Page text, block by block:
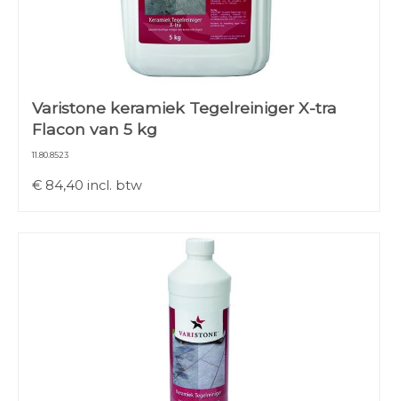
Varistone keramiek Tegelreiniger X-tra
Flacon van 5 kg
11.80.8523
€ 84,40 incl. btw